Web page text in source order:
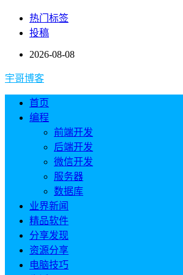
热门标签
投稿
2026-08-08
宇哥博客
首页
编程
前端开发
后端开发
微信开发
服务器
数据库
业界新闻
精品软件
分享发现
资源分享
电脑技巧